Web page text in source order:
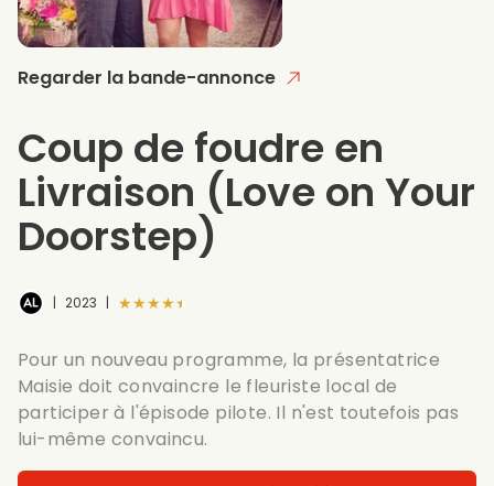
Regarder la bande-annonce
Coup de foudre en
Livraison (Love on Your
Doorstep)
| 2023 | ★★★★★
Pour un nouveau programme, la présentatrice
Maisie doit convaincre le fleuriste local de
participer à l'épisode pilote. Il n'est toutefois pas
lui-même convaincu.